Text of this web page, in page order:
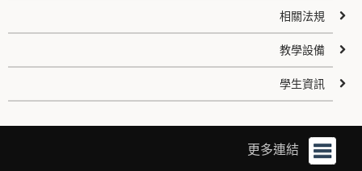
相關法規
教學設備
學生資訊
更多連結